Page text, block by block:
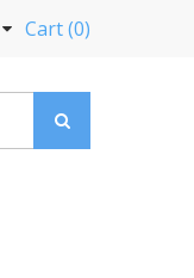
Cart(0)